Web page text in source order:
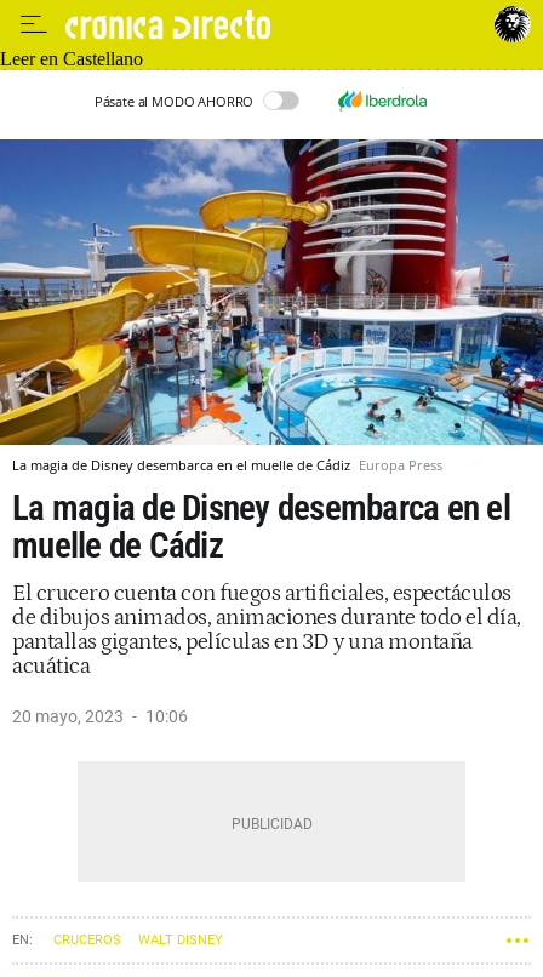
Leer en Castellano
Pásate al MODO AHORRO
La magia de Disney desembarca en el muelle de Cádiz Europa Press
La magia de Disney desembarca en el
muelle de Cádiz
El crucero cuenta con fuegos artificiales, espectáculos
de dibujos animados, animaciones durante todo el día,
pantallas gigantes, películas en 3D y una montaña
acuática
20 mayo, 2023 10:06
CRUCEROS WALT DISNEY